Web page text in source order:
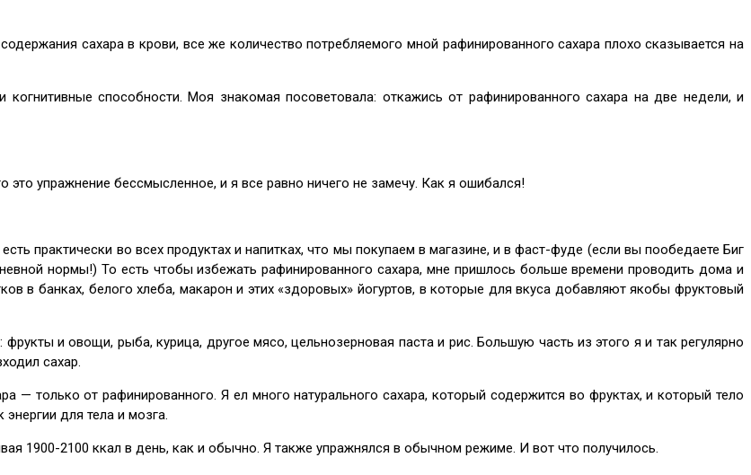
сахара в крови, все же количество потребляемого мной рафинированного сахара плохо сказывается на
способности. Моя знакомая посоветовала: откажись от рафинированного сахара на две недели, и
это упражнение бессмысленное, и я все равно ничего не замечу. Как я ошибался!
практически во всех продуктах и напитках, что мы покупаем в магазине, и в фаст-фуде (если вы пообедаете Биг
нормы!) То есть чтобы избежать рафинированного сахара, мне пришлось больше времени проводить дома и
в банках, белого хлеба, макарон и этих «здоровых» йогуртов, в которые для вкуса добавляют якобы фруктовый
и овощи, рыба, курица, другое мясо, цельнозерновая паста и рис. Большую часть из этого я и так регулярно
сахар.
— только от рафинированного. Я ел много натурального сахара, который содержится во фруктах, и который тело
для тела и мозга.
1900-2100 ккал в день, как и обычно. Я также упражнялся в обычном режиме. И вот что получилось.